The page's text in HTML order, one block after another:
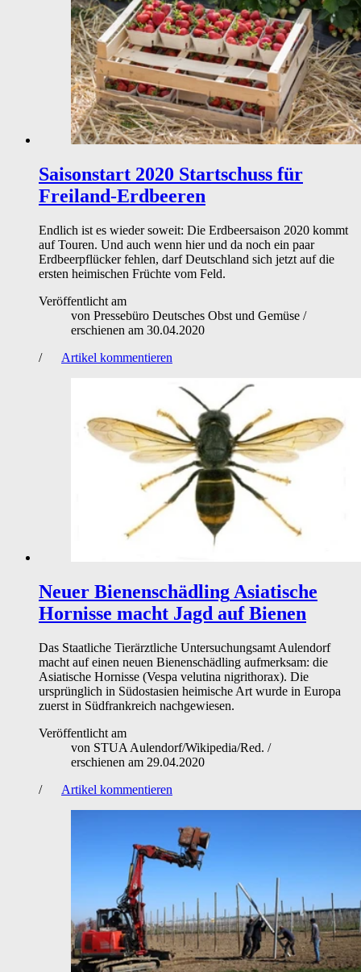
Saisonstart 2020 Startschuss für
Freiland-Erdbeeren
Endlich ist es wieder soweit: Die Erdbeersaison 2020 kommt
auf Touren. Und auch wenn hier und da noch ein paar
Erdbeerpflücker fehlen, darf Deutschland sich jetzt auf die
ersten heimischen Früchte vom Feld.
Veröffentlicht am
von Pressebüro Deutsches Obst und Gemüse /
erschienen am 30.04.2020
/
Artikel kommentieren
Neuer Bienenschädling Asiatische
Hornisse macht Jagd auf Bienen
Das Staatliche Tierärztliche Untersuchungsamt Aulendorf
macht auf einen neuen Bienenschädling aufmerksam: die
Asiatische Hornisse (Vespa velutina nigrithorax). Die
ursprünglich in Südostasien heimische Art wurde in Europa
zuerst in Südfrankreich nachgewiesen.
Veröffentlicht am
von STUA Aulendorf/Wikipedia/Red. /
erschienen am 29.04.2020
/
Artikel kommentieren